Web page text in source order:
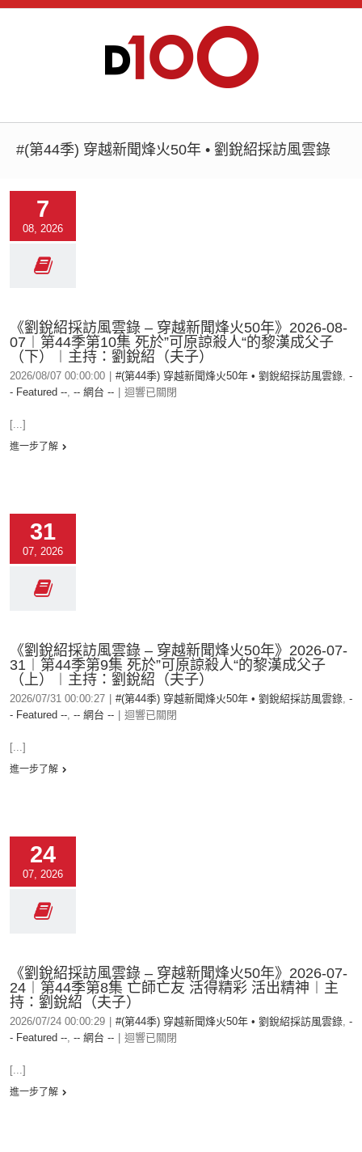
#(第44季) 穿越新聞烽火50年 • 劉銳紹採訪風雲錄
7
08, 2026
《劉銳紹採訪風雲錄 – 穿越新聞烽火50年》2026-08-
07︱第44季第10集 死於”可原諒殺人“的黎漢成父子
（下）︱主持：劉銳紹（夫子）
2026/08/07 00:00:00 #(第44季) 穿越新聞烽火50年 • 劉銳紹採訪風雲錄, -
- Featured --, -- 網台 -- 迴響已關閉
[...]
進一步了解
31
07, 2026
《劉銳紹採訪風雲錄 – 穿越新聞烽火50年》2026-07-
31︱第44季第9集 死於”可原諒殺人“的黎漢成父子
（上）︱主持：劉銳紹（夫子）
2026/07/31 00:00:27 #(第44季) 穿越新聞烽火50年 • 劉銳紹採訪風雲錄, -
- Featured --, -- 網台 -- 迴響已關閉
[...]
進一步了解
24
07, 2026
《劉銳紹採訪風雲錄 – 穿越新聞烽火50年》2026-07-
24︱第44季第8集 亡師亡友 活得精彩 活出精神︱主
持：劉銳紹（夫子）
2026/07/24 00:00:29 #(第44季) 穿越新聞烽火50年 • 劉銳紹採訪風雲錄, -
- Featured --, -- 網台 -- 迴響已關閉
[...]
進一步了解